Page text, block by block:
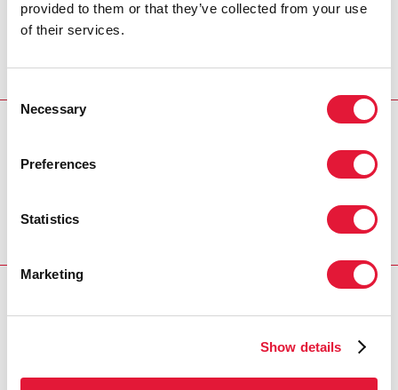
provided to them or that they’ve collected from your use
of their services.
Selection
Necessary
Preferences
Statistics
Marketing
Show details
MICHEL SIDIBÉ, DIRECTOR EJECUTIVO DE
DOCUMENTACIÓN